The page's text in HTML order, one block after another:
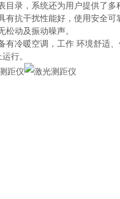
录，系统还为用户提供了多
抗干扰性能好，使用安全可
动及振动噪声。
冷暖空调，工作 环境舒适、
行。